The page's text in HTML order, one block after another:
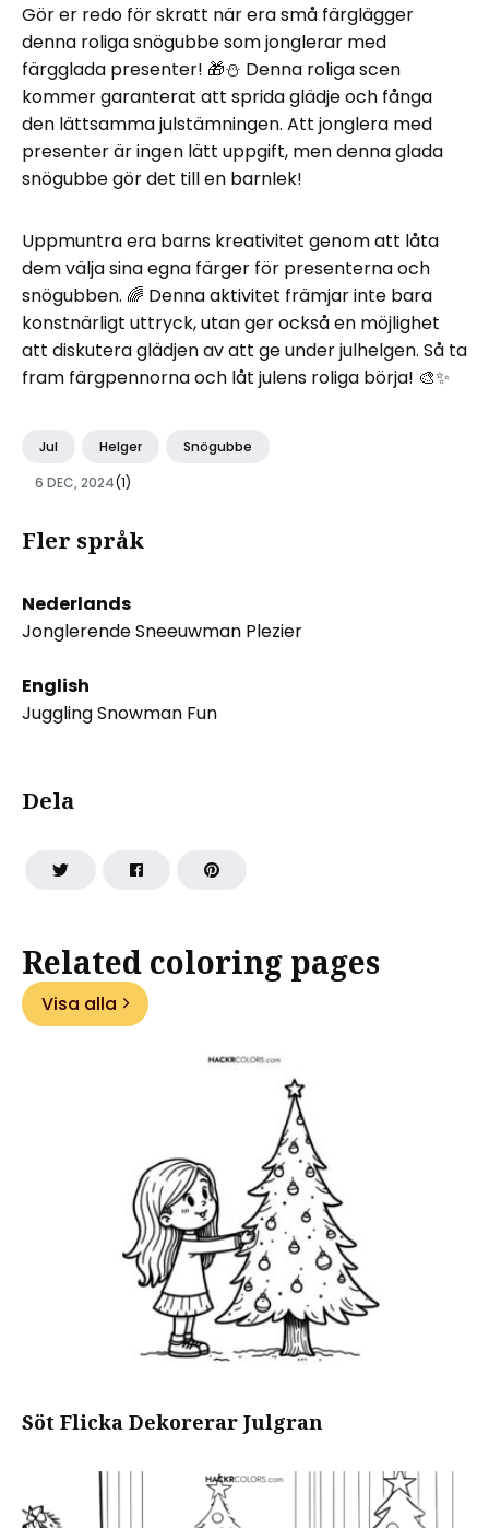
Gör er redo för skratt när era små färglägger
denna roliga snögubbe som jonglerar med
färgglada presenter! 🎁⛄ Denna roliga scen
kommer garanterat att sprida glädje och fånga
den lättsamma julstämningen. Att jonglera med
presenter är ingen lätt uppgift, men denna glada
snögubbe gör det till en barnlek!
Uppmuntra era barns kreativitet genom att låta
dem välja sina egna färger för presenterna och
snögubben. 🌈 Denna aktivitet främjar inte bara
konstnärligt uttryck, utan ger också en möjlighet
att diskutera glädjen av att ge under julhelgen. Så ta
fram färgpennorna och låt julens roliga börja! 🎨✨
Jul Helger
Snögubbe
6 DEC, 2024(1)
Fler språk
Nederlands
Jonglerende Sneeuwman Plezier
English
Juggling Snowman Fun
Dela
Related coloring pages
Visa alla
Söt Flicka Dekorerar Julgran